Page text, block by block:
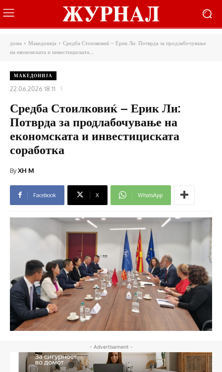
дома Македонија
Средба Стоилковиќ – Ерик Ли: Потврда за продлабочување
на економската и инвестициската...
МАКЕДОНИЈА
22.06.2026 18:11
Средба Стоилковиќ – Ерик Ли:
Потврда за продлабочување на
економската и инвестициската
соработка
ByXH M
Facebook X WhatsApp
- Advertisement -